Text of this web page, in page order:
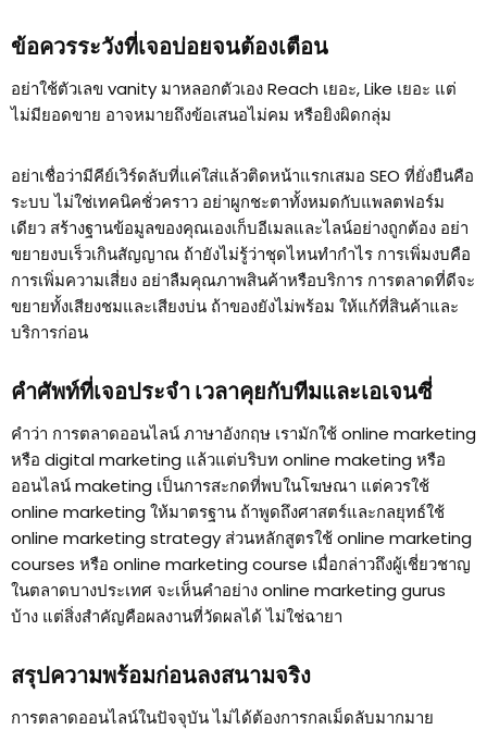
ข้อควรระวังที่เจอบ่อยจนต้องเตือน
อย่าใช้ตัวเลข vanity มาหลอกตัวเอง Reach เยอะ, Like เยอะ แต่
ไม่มียอดขาย อาจหมายถึงข้อเสนอไม่คม หรือยิงผิดกลุ่ม
อย่าเชื่อว่ามีคีย์เวิร์ดลับที่แค่ใส่แล้วติดหน้าแรกเสมอ SEO ที่ยั่งยืนคือ
ระบบ ไม่ใช่เทคนิคชั่วคราว อย่าผูกชะตาทั้งหมดกับแพลตฟอร์ม
เดียว สร้างฐานข้อมูลของคุณเองเก็บอีเมลและไลน์อย่างถูกต้อง อย่า
ขยายงบเร็วเกินสัญญาณ ถ้ายังไม่รู้ว่าชุดไหนทำกำไร การเพิ่มงบคือ
การเพิ่มความเสี่ยง อย่าลืมคุณภาพสินค้าหรือบริการ การตลาดที่ดีจะ
ขยายทั้งเสียงชมและเสียงบ่น ถ้าของยังไม่พร้อม ให้แก้ที่สินค้าและ
บริการก่อน
คำศัพท์ที่เจอประจำ เวลาคุยกับทีมและเอเจนซี่
คำว่า การตลาดออนไลน์ ภาษาอังกฤษ เรามักใช้ online marketing
หรือ digital marketing แล้วแต่บริบท online maketing หรือ
ออนไลน์ maketing เป็นการสะกดที่พบในโฆษณา แต่ควรใช้
online marketing ให้มาตรฐาน ถ้าพูดถึงศาสตร์และกลยุทธ์ใช้
online marketing strategy ส่วนหลักสูตรใช้ online marketing
courses หรือ online marketing course เมื่อกล่าวถึงผู้เชี่ยวชาญ
ในตลาดบางประเทศ จะเห็นคำอย่าง online marketing gurus
บ้าง แต่สิ่งสำคัญคือผลงานที่วัดผลได้ ไม่ใช่ฉายา
สรุปความพร้อมก่อนลงสนามจริง
การตลาดออนไลน์ในปัจจุบัน ไม่ได้ต้องการกลเม็ดลับมากมาย